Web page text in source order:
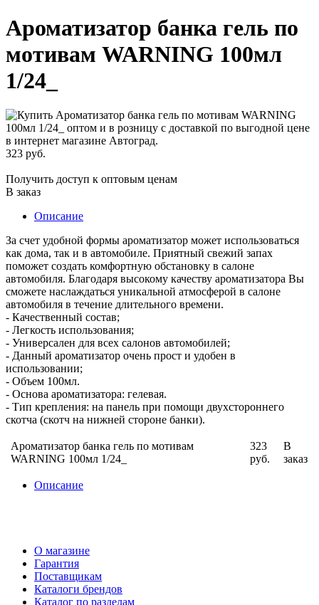
Ароматизатор банка гель по
мотивам WARNING 100мл
1/24_
323 руб.
Получить доступ к оптовым ценам
В заказ
Описание
За счет удобной формы ароматизатор может использоваться
как дома, так и в автомобиле. Приятный свежий запах
поможет создать комфортную обстановку в салоне
автомобиля. Благодаря высокому качеству ароматизатора Вы
сможете наслаждаться уникальной атмосферой в салоне
автомобиля в течение длительного времени.
- Качественный состав;
- Легкость использования;
- Универсален для всех салонов автомобилей;
- Данный ароматизатор очень прост и удобен в
использовании;
- Объем 100мл.
- Основа ароматизатора: гелевая.
- Тип крепления: на панель при помощи двухстороннего
скотча (скотч на нижней стороне банки).
Ароматизатор банка гель по мотивам
WARNING 100мл 1/24_
323
руб.
В
заказ
Описание
О магазине
Гарантия
Поставщикам
Каталоги брендов
Каталог по разделам